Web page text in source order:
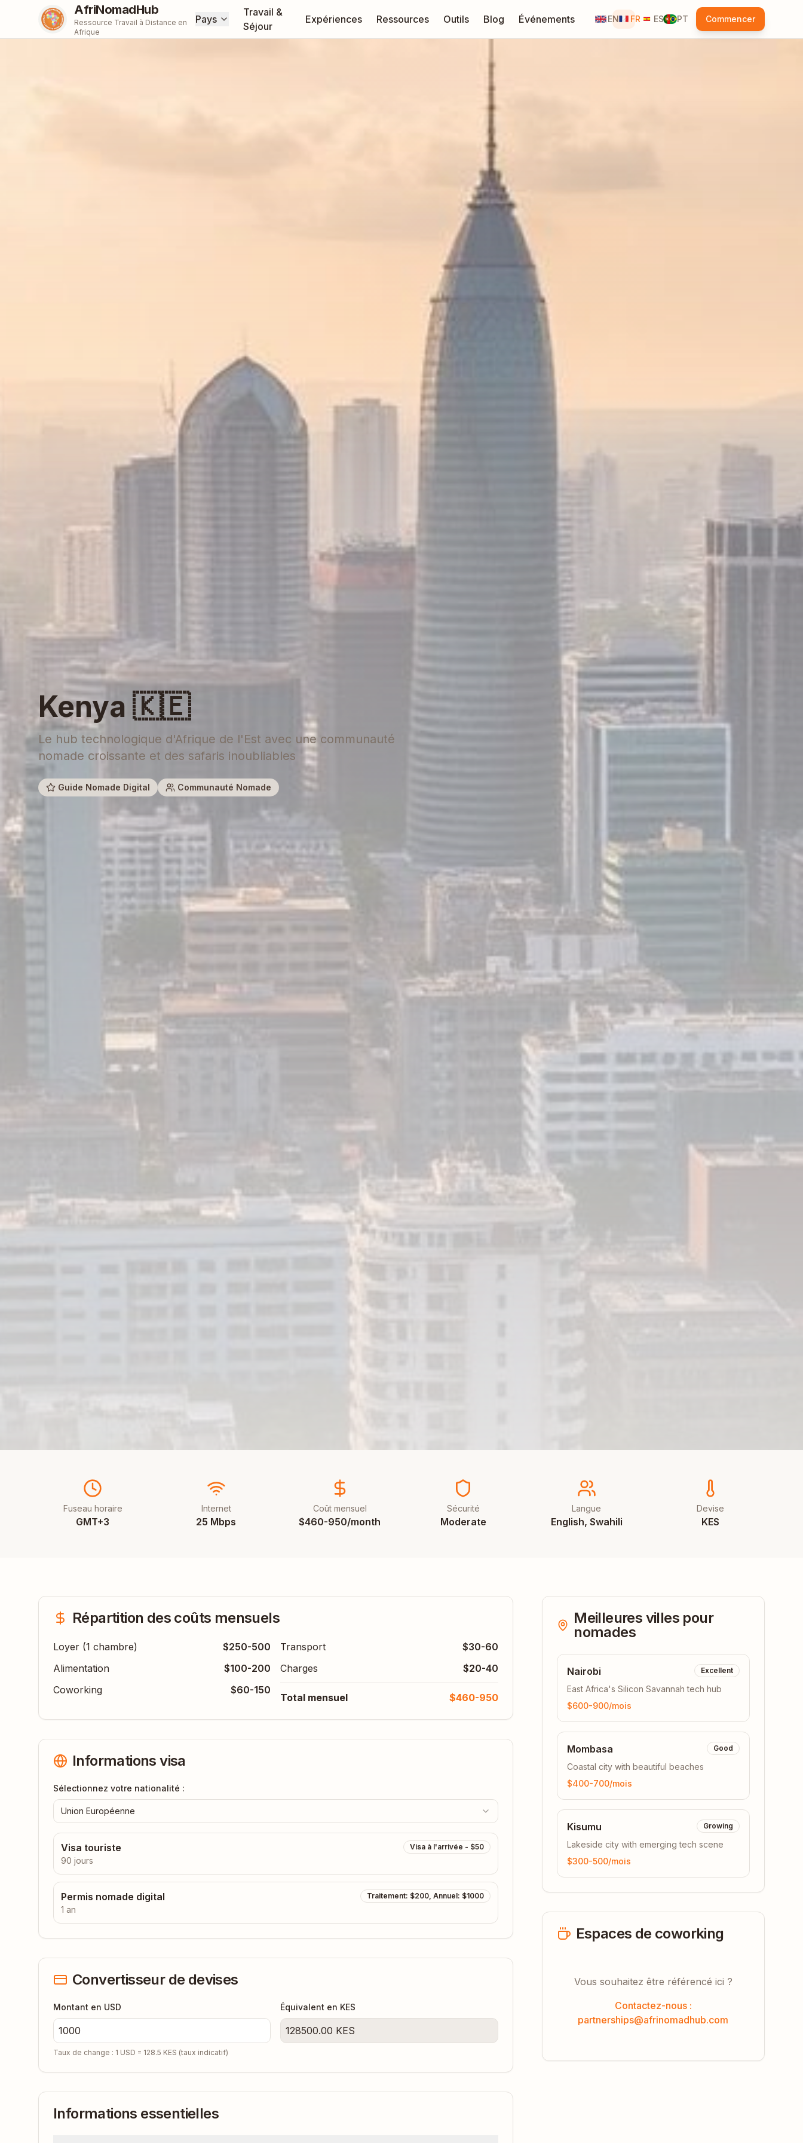
AfriNomadHub
Ressource Travail à Distance en
Afrique
Pays
Travail &
Séjour
Expériences Ressources Outils Blog Événements EN FR ES PT Commencer
Kenya 🇰🇪
Le hub technologique d'Afrique de l'Est avec une communauté
nomade croissante et des safaris inoubliables
Guide Nomade Digital Communauté Nomade
Fuseau horaire
GMT+3
Internet
25 Mbps
Coût mensuel
$460-950/month
Sécurité
Moderate
Langue
English, Swahili
Devise
KES
Répartition des coûts mensuels
Loyer (1 chambre)
$250-500
Alimentation
$100-200
Coworking
$60-150
Transport
$30-60
Charges
$20-40
Total mensuel $460-950
Informations visa
Sélectionnez votre nationalité :
Union Européenne
Visa touriste
90 jours
Visa à l'arrivée - $50
Permis nomade digital
1 an
Traitement: $200, Annuel: $1000
Convertisseur de devises
Montant en USD Équivalent en KES
128500.00 KES
Taux de change : 1 USD = 128.5 KES (taux indicatif)
Informations essentielles
Meilleures villes pour
nomades
Nairobi Excellent
East Africa's Silicon Savannah tech hub
$600-900/mois
Mombasa Good
Coastal city with beautiful beaches
$400-700/mois
Kisumu Growing
Lakeside city with emerging tech scene
$300-500/mois
Espaces de coworking
Vous souhaitez être référencé ici ?
Contactez-nous :
partnerships@afrinomadhub.com